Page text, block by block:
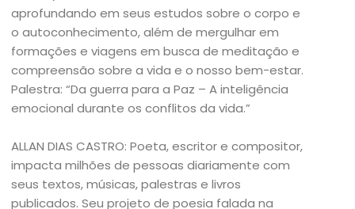
aprofundando em seus estudos sobre o corpo e
o autoconhecimento, além de mergulhar em
formações e viagens em busca de meditação e
compreensão sobre a vida e o nosso bem-estar.
Palestra: “Da guerra para a Paz – A inteligência
emocional durante os conflitos da vida.”
ALLAN DIAS CASTRO: Poeta, escritor e compositor,
impacta milhões de pessoas diariamente com
seus textos, músicas, palestras e livros
publicados. Seu projeto de poesia falada na